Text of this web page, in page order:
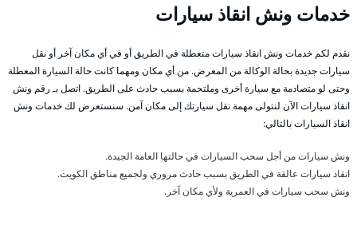
خدمات ونش انقاذ سيارات
نقدم لكم خدمات ونش انقاذ سيارات متعطلة في الطريق أو في أي مكان آخر أو نقل
سيارات جديدة بحالة الوكالة من المعرض. من أي مكان ومهما كانت حالة السيارة المعطلة
وحتى لو متصادمة مع سيارة أخرى وملتحمة بسبب حادث على الطريق. اتصل بـ رقم ونش
انقاذ سيارات الآن لنتولى مهمة نقل سيارتك إلى مكان آمن. سنستعرض لك خدمات ونش
انقاذ السيارات بالتالي:
ونش سيارات من أجل سحب السيارات في حالتها العامة الجيدة.
انقاذ سيارات عالقة في الطريق بسبب حادث مروري ولجميع مناطق الكويت.
ونش سحب سيارات في العمرية ولأي مكان آخر.